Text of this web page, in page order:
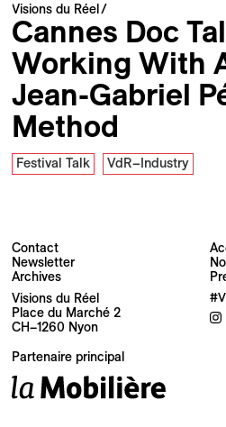
Visions du Réel
Cannes Doc
Working With
Jean-Gabriel
Method
Festival Talk VdR–Industry
Contact
Newsletter
Archives
Visions du Réel
Place du Marché 2
CH–1260 Nyon
Partenaire principal
Newsletter
Votre adresse e-mail
Newsletter — FR
Nouvelles du Festival destinées